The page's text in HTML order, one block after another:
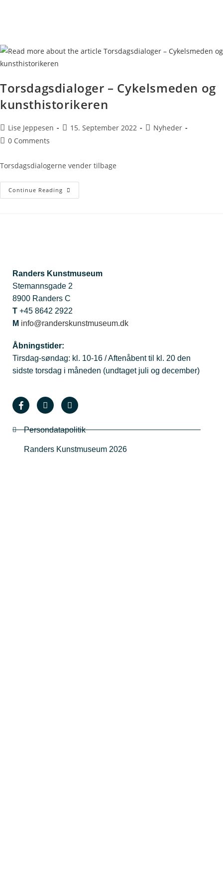
Torsdagsdialoger – Cykelsmeden og
kunsthistorikeren
Lise Jeppesen 15. September 2022
Nyheder
0 Comments
Torsdagsdialogerne vender tilbage
Continue Reading
Randers Kunstmuseum
Stemannsgade 2
8900 Randers C
T +45 8642 2922
M info@randerskunstmuseum.dk
Åbningstider:
Tirsdag-søndag: kl. 10-16 / Aftenåbent til kl. 20 den
sidste torsdag i måneden (undtaget juli og december)
Persondatapolitik
Randers Kunstmuseum 2026